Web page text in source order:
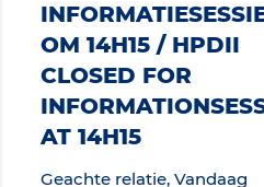
OM 14H15 / HPDII
CLOSED FOR
AT 14H15
Geachte relatie, Vandaag